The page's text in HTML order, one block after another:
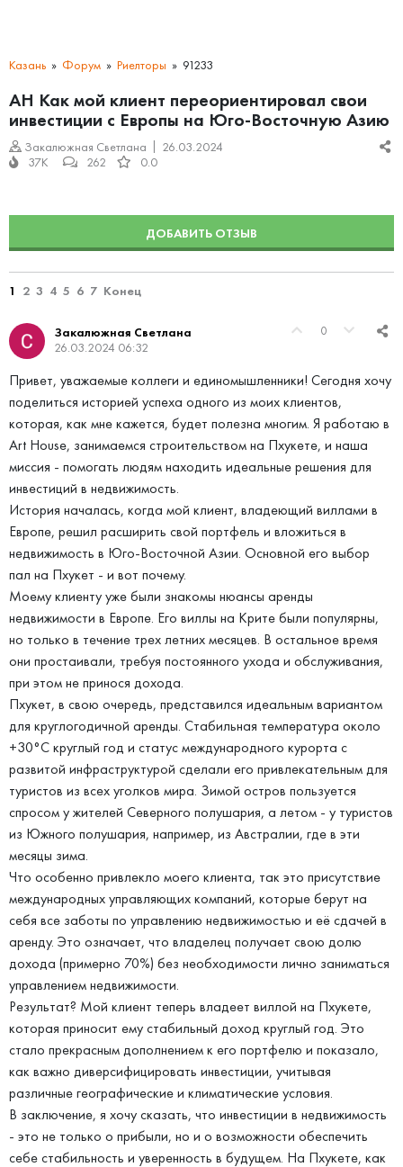
Казань Форум Риелторы 91233
АН Как мой клиент переориентировал свои
инвестиции с Европы на Юго-Восточную Азию
Закалюжная Светлана
26.03.2024
37K
262 0.0
ДОБАВИТЬ ОТЗЫВ
1 2 3 4 5 6 7 Конец
0
Закалюжная Светлана
26.03.2024 06:32
Привет, уважаемые коллеги и единомышленники! Сегодня хочу
поделиться историей успеха одного из моих клиентов,
которая, как мне кажется, будет полезна многим. Я работаю в
Art House, занимаемся строительством на Пхукете, и наша
миссия - помогать людям находить идеальные решения для
инвестиций в недвижимость.
История началась, когда мой клиент, владеющий виллами в
Европе, решил расширить свой портфель и вложиться в
недвижимость в Юго-Восточной Азии. Основной его выбор
пал на Пхукет - и вот почему.
Моему клиенту уже были знакомы нюансы аренды
недвижимости в Европе. Его виллы на Крите были популярны,
но только в течение трех летних месяцев. В остальное время
они простаивали, требуя постоянного ухода и обслуживания,
при этом не принося дохода.
Пхукет, в свою очередь, представился идеальным вариантом
для круглогодичной аренды. Стабильная температура около
+30°С круглый год и статус международного курорта с
развитой инфраструктурой сделали его привлекательным для
туристов из всех уголков мира. Зимой остров пользуется
спросом у жителей Северного полушария, а летом - у туристов
из Южного полушария, например, из Австралии, где в эти
месяцы зима.
Что особенно привлекло моего клиента, так это присутствие
международных управляющих компаний, которые берут на
себя все заботы по управлению недвижимостью и её сдачей в
аренду. Это означает, что владелец получает свою долю
дохода (примерно 70%) без необходимости лично заниматься
управлением недвижимости.
Результат? Мой клиент теперь владеет виллой на Пхукете,
которая приносит ему стабильный доход круглый год. Это
стало прекрасным дополнением к его портфелю и показало,
как важно диверсифицировать инвестиции, учитывая
различные географические и климатические условия.
В заключение, я хочу сказать, что инвестиции в недвижимость
- это не только о прибыли, но и о возможности обеспечить
себе стабильность и уверенность в будущем. На Пхукете, как